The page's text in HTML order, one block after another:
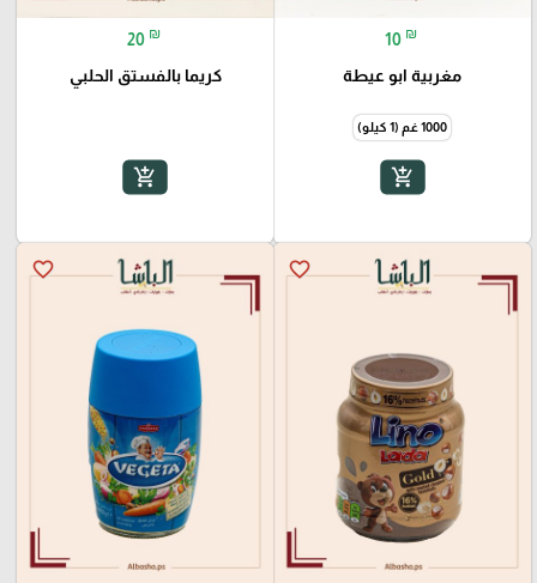
10 ₪
مغربية ابو عيطة
1000 غم (1 كيلو)
add_shopping_cart
20 ₪
كريما بالفستق الحلبي
add_shopping_cart
favorite_border
favorite_border